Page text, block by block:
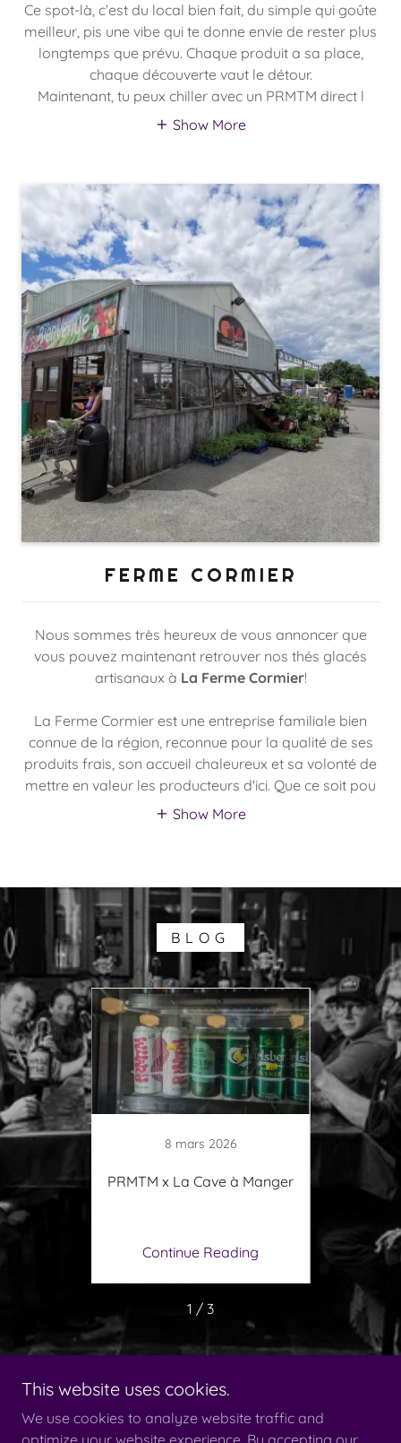
Ce spot-là, c’est du local bien fait, du simple qui goûte
meilleur, pis une vibe qui te donne envie de rester plus
longtemps que prévu. Chaque produit a sa place,
chaque découverte vaut le détour.
Maintenant, tu peux chiller avec un PRMTM direct l
Show More
FERME CORMIER
Nous sommes très heureux de vous annoncer que
vous pouvez maintenant retrouver nos thés glacés
artisanaux à La Ferme Cormier!
La Ferme Cormier est une entreprise familiale bien
connue de la région, reconnue pour la qualité de ses
produits frais, son accueil chaleureux et sa volonté de
mettre en valeur les producteurs d'ici. Que ce soit pou
Show More
BLOG
autre
8 mars 2026
PRMTM x La Cave à Manger
Continue Reading
1 / 3
This website uses cookies.
We use cookies to analyze website traffic and
optimize your website experience. By accepting our